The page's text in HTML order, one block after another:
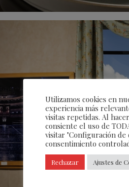
Utilizamos cookies en
experiencia más
visitas repetidas. Al
consiente el uso de
visitar "Configuración de
consentimiento
Rechazar Ajustes de